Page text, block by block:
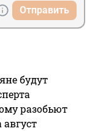
Отправить
будут
разобьют